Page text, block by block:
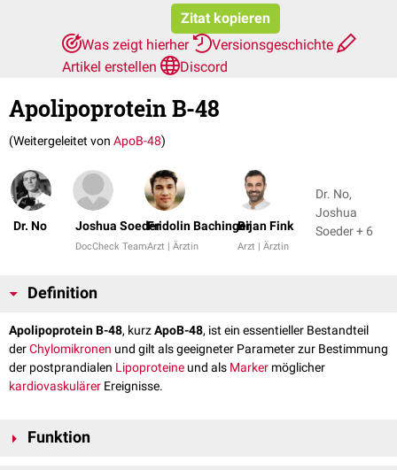
Zitat kopieren
Was zeigt hierher
Versionsgeschichte
Artikel erstellen
Discord
Apolipoprotein B-48
(Weitergeleitet von ApoB-48)
Dr. No Joshua Soeder
DocCheck Team
Fridolin Bachinger
Arzt | Ärztin
Bijan Fink
Arzt | Ärztin
Dr. No,
Joshua
Soeder + 6
Definition
Apolipoprotein B-48, kurzApoB-48, ist ein essentieller Bestandteil
derChylomikronen und gilt als geeigneter Parameter zur Bestimmung
der postprandialen Lipoproteine und als Marker möglicher
kardiovaskulärer Ereignisse.
Funktion